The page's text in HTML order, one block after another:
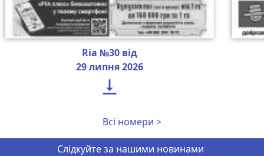
Ria №30 від
29 липня 2026

Всі номери >
Слідкуйте за нашими новинами